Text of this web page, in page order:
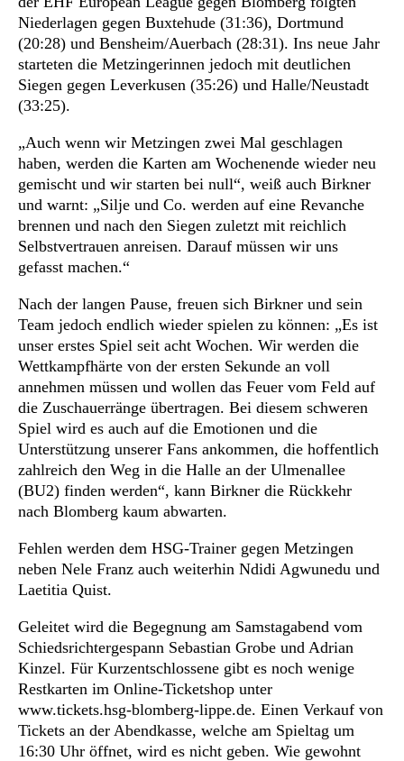
Niederlagen gegen Buxtehude (31:36), Dortmund
(20:28) und Bensheim/Auerbach (28:31). Ins neue Jahr
starteten die Metzingerinnen jedoch mit deutlichen
Siegen gegen Leverkusen (35:26) und Halle/Neustadt
(33:25).
„Auch wenn wir Metzingen zwei Mal geschlagen
haben, werden die Karten am Wochenende wieder neu
gemischt und wir starten bei null“, weiß auch Birkner
und warnt: „Silje und Co. werden auf eine Revanche
brennen und nach den Siegen zuletzt mit reichlich
Selbstvertrauen anreisen. Darauf müssen wir uns
gefasst machen.“
Nach der langen Pause, freuen sich Birkner und sein
Team jedoch endlich wieder spielen zu können: „Es ist
unser erstes Spiel seit acht Wochen. Wir werden die
Wettkampfhärte von der ersten Sekunde an voll
annehmen müssen und wollen das Feuer vom Feld auf
die Zuschauerränge übertragen. Bei diesem schweren
Spiel wird es auch auf die Emotionen und die
Unterstützung unserer Fans ankommen, die hoffentlich
zahlreich den Weg in die Halle an der Ulmenallee
(BU2) finden werden“, kann Birkner die Rückkehr
nach Blomberg kaum abwarten.
Fehlen werden dem HSG-Trainer gegen Metzingen
neben Nele Franz auch weiterhin Ndidi Agwunedu und
Laetitia Quist.
Geleitet wird die Begegnung am Samstagabend vom
Schiedsrichtergespann Sebastian Grobe und Adrian
Kinzel. Für Kurzentschlossene gibt es noch wenige
Restkarten im Online-Ticketshop unter
www.tickets.hsg-blomberg-lippe.de. Einen Verkauf von
Tickets an der Abendkasse, welche am Spieltag um
16:30 Uhr öffnet, wird es nicht geben. Wie gewohnt